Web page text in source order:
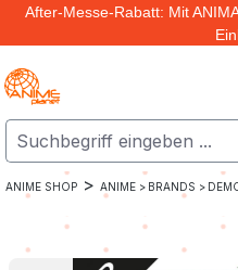
Zum Hauptinhalt springen
After-Messe-Rabatt: Mit
ANIME SHOP > ANIME > BRANDS >